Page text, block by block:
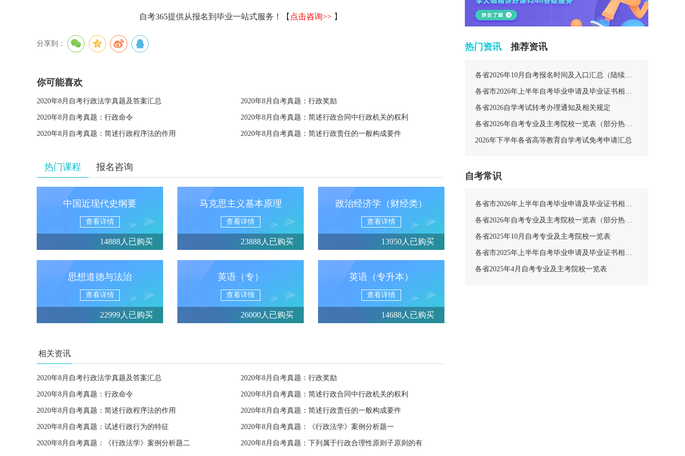
自考365提供从报名到毕业一站式服务！【 点击咨询>> 】
分享到：
你可能喜欢
2020年8月自考行政法学真题及答案汇总 2020年8月自考真题：行政奖励
2020年8月自考真题：行政命令 2020年8月自考真题：简述行政合同中行政机关的权利
2020年8月自考真题：简述行政程序法的作用 2020年8月自考真题：简述行政责任的一般构成要件
热门课程 报名咨询
中国近现代史纲要
查看详情
14888人已购买
马克思主义基本原理
查看详情
23888人已购买
政治经济学（财经类）
查看详情
13950人已购买
思想道德与法治
查看详情
22999人已购买
英语（专）
查看详情
26000人已购买
英语（专升本）
查看详情
14688人已购买
相关资讯
2020年8月自考行政法学真题及答案汇总 2020年8月自考真题：行政奖励
2020年8月自考真题：行政命令 2020年8月自考真题：简述行政合同中行政机关的权利
2020年8月自考真题：简述行政程序法的作用 2020年8月自考真题：简述行政责任的一般构成要件
2020年8月自考真题：试述行政行为的特征 2020年8月自考真题：《行政法学》案例分析题一
2020年8月自考真题：《行政法学》案例分析题二 2020年8月自考真题：下列属于行政合理性原则子原则的有
热门资讯
各省2026年10月自考报名时间及入口汇总（陆续更新中）
各省市2026年上半年自考毕业申请及毕业证书相关安排汇总
各省2026自学考试转考办理通知及相关规定
各省2026年自考专业及主考院校一览表（部分热门专业）
2026年下半年各省高等教育自学考试免考申请汇总
推荐资讯
自考常识
各省市2026年上半年自考毕业申请及毕业证书相关安排汇总
各省2026年自考专业及主考院校一览表（部分热门专业）
各省2025年10月自考专业及主考院校一览表
各省市2025年上半年自考毕业申请及毕业证书相关安排汇总
各省2025年4月自考专业及主考院校一览表